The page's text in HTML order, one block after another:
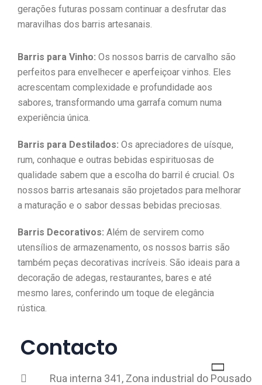
gerações futuras possam continuar a desfrutar das
maravilhas dos barris artesanais.
Barris para Vinho: Os nossos barris de carvalho são
perfeitos para envelhecer e aperfeiçoar vinhos. Eles
acrescentam complexidade e profundidade aos
sabores, transformando uma garrafa comum numa
experiência única.
Barris para Destilados: Os apreciadores de uísque,
rum, conhaque e outras bebidas espirituosas de
qualidade sabem que a escolha do barril é crucial. Os
nossos barris artesanais são projetados para melhorar
a maturação e o sabor dessas bebidas preciosas.
Barris Decorativos: Além de servirem como
utensílios de armazenamento, os nossos barris são
também peças decorativas incríveis. São ideais para a
decoração de adegas, restaurantes, bares e até
mesmo lares, conferindo um toque de elegância
rústica.
Contacto
Rua interna 341, Zona industrial do Pousado